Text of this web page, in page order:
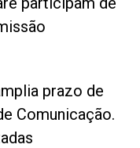
prazo de
Comunicação.